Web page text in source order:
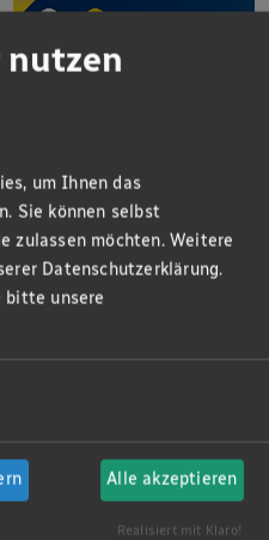
nutzen
um Ihnen das
Sie können selbst
zulassen möchten. Weitere
Datenschutzerklärung.
bitte unsere
Alle akzeptieren
Realisiert mit Klaro!